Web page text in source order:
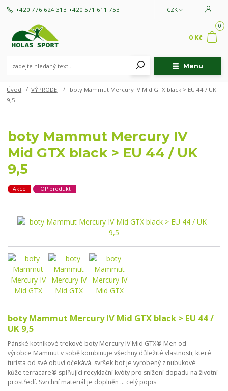
Menu
CZK
+420 776 624 313 +420 571 611 753
0
0 Kč
Úvod VÝPRODEJ
boty Mammut Mercury IV Mid GTX black > EU 44 / UK
9,5
boty Mammut Mercury IV
Mid GTX black > EU 44 / UK
9,5
Akce TOP produkt
boty Mammut Mercury IV Mid GTX black > EU 44 /
UK 9,5
Pánské kotníkové trekové boty Mercury IV Mid GTX® Men od
výrobce Mammut v sobě kombinuje všechny důležité vlastnosti, které
turista od své obuvi očekává. svršek bot je vyrobený z nubukové
kůže terracare® splňující recyklační kvóty pro snížení dopadu na životní
prostředí. Svrchní materiál je doplněn ... celý popis